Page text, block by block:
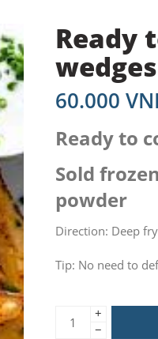
Ready
wedges
60.000
Ready to
Sold
powder
Direction: Deep
Tip: No need to
+
−